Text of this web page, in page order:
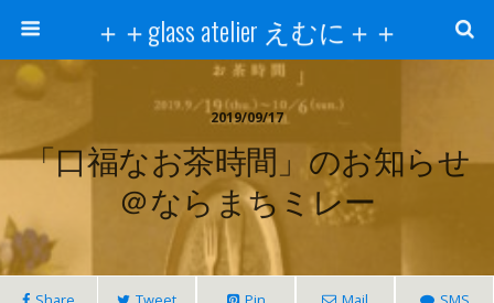
＋＋glass atelier えむに＋＋
2019/09/17
「口福なお茶時間」のお知らせ
＠ならまちミレー